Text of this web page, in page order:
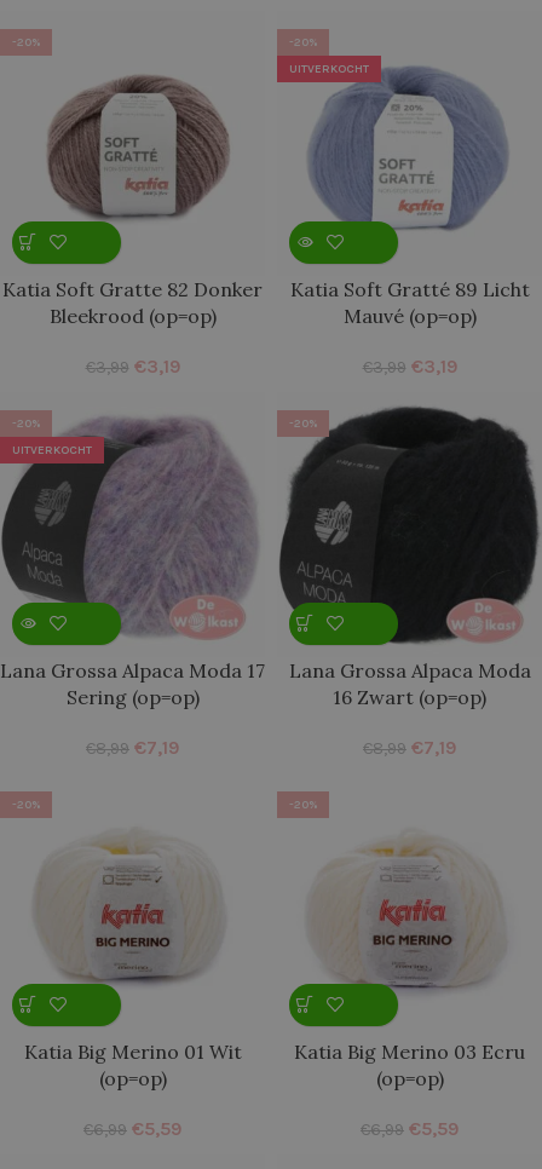
-20%
Katia Soft Gratte 82 Donker
Bleekrood (op=op)
€3,99 €3,19
-20%
UITVERKOCHT
Katia Soft Gratté 89 Licht
Mauvé (op=op)
€3,99 €3,19
-20%
UITVERKOCHT
Lana Grossa Alpaca Moda 17
Sering (op=op)
€8,99 €7,19
-20%
Lana Grossa Alpaca Moda
16 Zwart (op=op)
€8,99 €7,19
-20%
Katia Big Merino 01 Wit
(op=op)
€6,99 €5,59
-20%
Katia Big Merino 03 Ecru
(op=op)
€6,99 €5,59